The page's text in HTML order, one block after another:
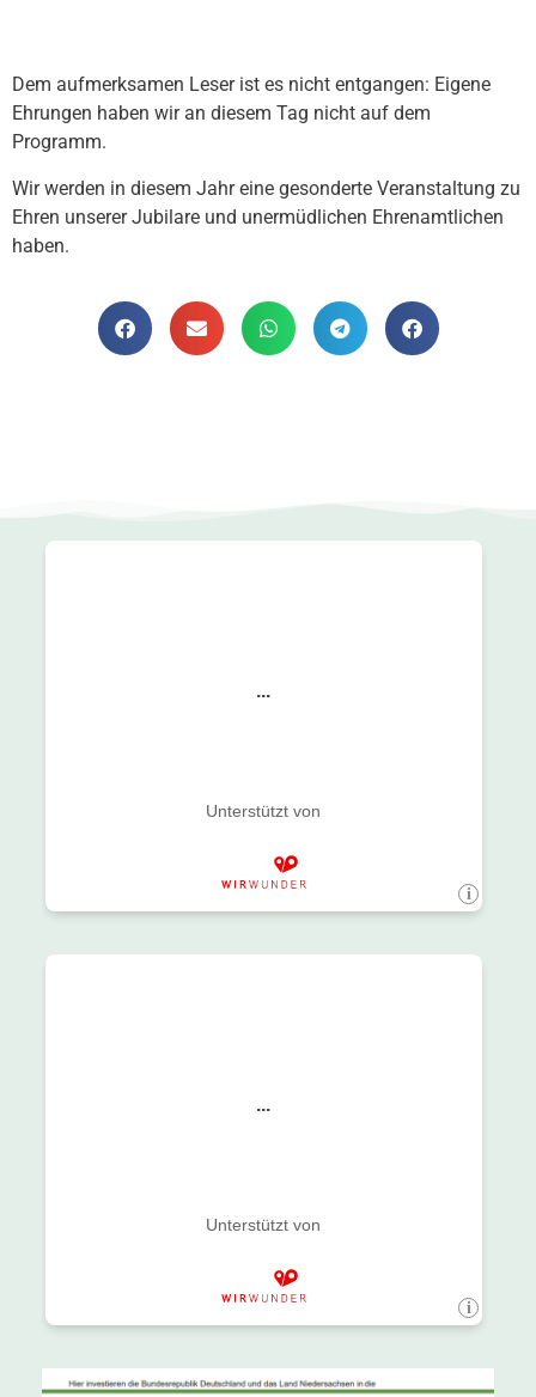
Dem aufmerksamen Leser ist es nicht entgangen: Eigene
Ehrungen haben wir an diesem Tag nicht auf dem
Programm.
Wir werden in diesem Jahr eine gesonderte Veranstaltung zu
Ehren unserer Jubilare und unermüdlichen Ehrenamtlichen
haben.